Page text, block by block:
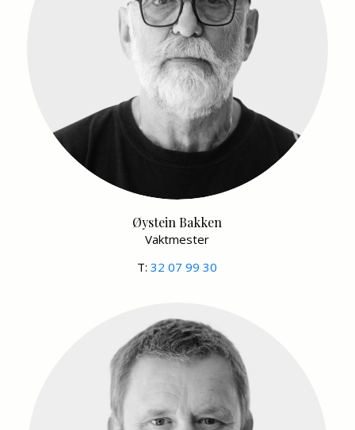
Øystein Bakken
Vaktmester
T:32 07 99 30